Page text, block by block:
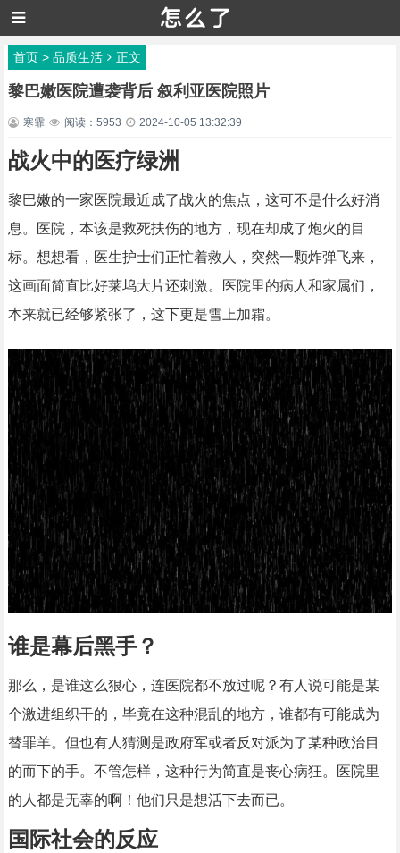
首页> 品质生活 正文
黎巴嫩医院遭袭背后 叙利亚医院照片
寒霏 阅读：5953 2024-10-05 13:32:39
战火中的医疗绿洲
黎巴嫩的一家医院最近成了战火的焦点，这可不是什么好消
息。医院，本该是救死扶伤的地方，现在却成了炮火的目
标。想想看，医生护士们正忙着救人，突然一颗炸弹飞来，
这画面简直比好莱坞大片还刺激。医院里的病人和家属们，
本来就已经够紧张了，这下更是雪上加霜。
谁是幕后黑手？
那么，是谁这么狠心，连医院都不放过呢？有人说可能是某
个激进组织干的，毕竟在这种混乱的地方，谁都有可能成为
替罪羊。但也有人猜测是政府军或者反对派为了某种政治目
的而下的手。不管怎样，这种行为简直是丧心病狂。医院里
的人都是无辜的啊！他们只是想活下去而已。
国际社会的反应